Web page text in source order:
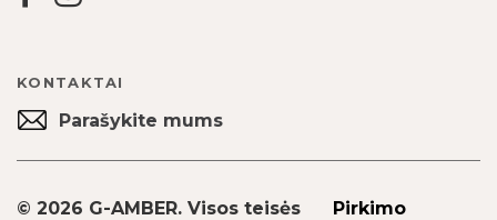
KONTAKTAI
Parašykite mums
© 2026 G-AMBER. Visos teisės
Pirkimo